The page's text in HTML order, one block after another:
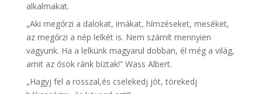
alkalmakat.
„Aki megőrzi a dalokat, imákat, hímzéseket, meséket,
az megőrzi a nép lelkét is. Nem számít mennyien
vagyunk. Ha a lelkünk magyarul dobban, él még a világ,
amit az ősök ránk bíztak!” Wass Albert.
„Hagyj fel a rosszal,és cselekedj jót, törekedj